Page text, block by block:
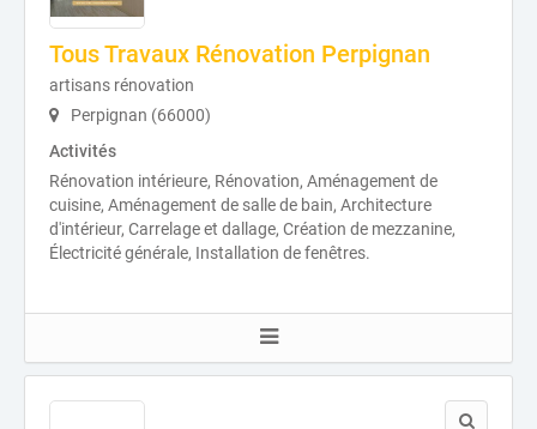
Tous Travaux Rénovation Perpignan
artisans rénovation
Perpignan (66000)
Activités
Rénovation intérieure, Rénovation, Aménagement de
cuisine, Aménagement de salle de bain, Architecture
d'intérieur, Carrelage et dallage, Création de mezzanine,
Électricité générale, Installation de fenêtres.